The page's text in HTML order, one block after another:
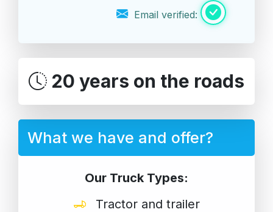
Email verified:
20 years on the roads
What we have and offer?
Our Truck Types:
Tractor and trailer